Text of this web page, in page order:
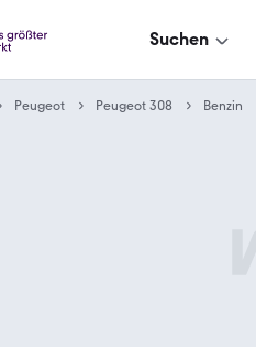
Suchen
Peugeot Peugeot 308 Benzin